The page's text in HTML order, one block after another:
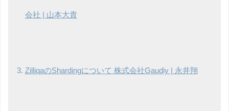
会社 | 山本大貴
ZilliqaのShardingについて 株式会社Gaudiy | 永井翔